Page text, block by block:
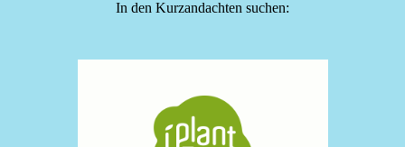
In den Kurzandachten suchen: